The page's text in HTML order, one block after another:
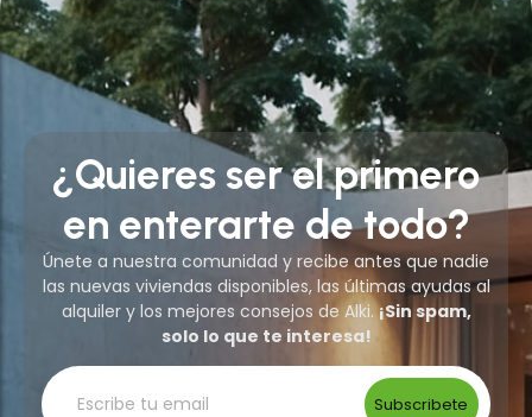
¿Quieres ser el primero
en enterarte de todo?
Únete a nuestra comunidad y recibe antes que nadie
las nuevas viviendas disponibles, las últimas ayudas al
alquiler y los mejores consejos de Alki.¡Sin spam,
solo lo que te interesa!
Subscribete